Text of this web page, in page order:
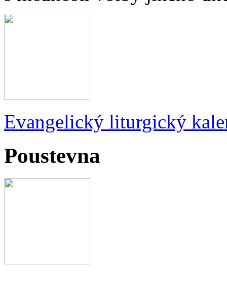
Evangelický liturgický
Poustevna